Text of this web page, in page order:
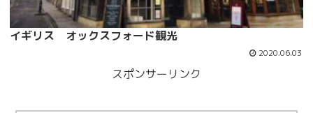
イギリス オックスフォード観光
2020.06.03
スポンサーリンク